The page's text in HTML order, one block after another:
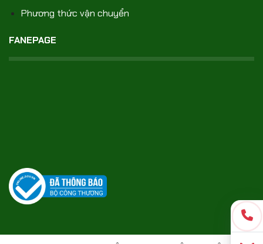
Phương thức vận chuyển
FANEPAGE